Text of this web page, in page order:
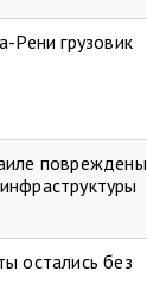
Рени грузовик
повреждены
остались без